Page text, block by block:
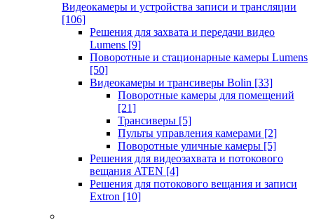
Видеокамеры и устройства записи и трансляции
[106]
Решения для захвата и передачи видео
Lumens [9]
Поворотные и стационарные камеры Lumens
[50]
Видеокамеры и трансиверы Bolin [33]
Поворотные камеры для помещений
[21]
Трансиверы [5]
Пульты управления камерами [2]
Поворотные уличные камеры [5]
Решения для видеозахвата и потокового
вещания ATEN [4]
Решения для потокового вещания и записи
Extron [10]